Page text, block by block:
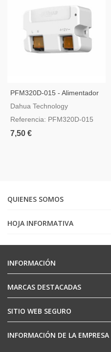
PFM320D-015 - Alimentador
Dahua DC12V1.5A
Dahua Technology
Referencia: PFM320D-015
7,50 €
QUIENES SOMOS
HOJA INFORMATIVA
INFORMACIÓN
MARCAS DESTACADAS
SITIO WEB SEGURO
INFORMACIÓN DE LA EMPRESA